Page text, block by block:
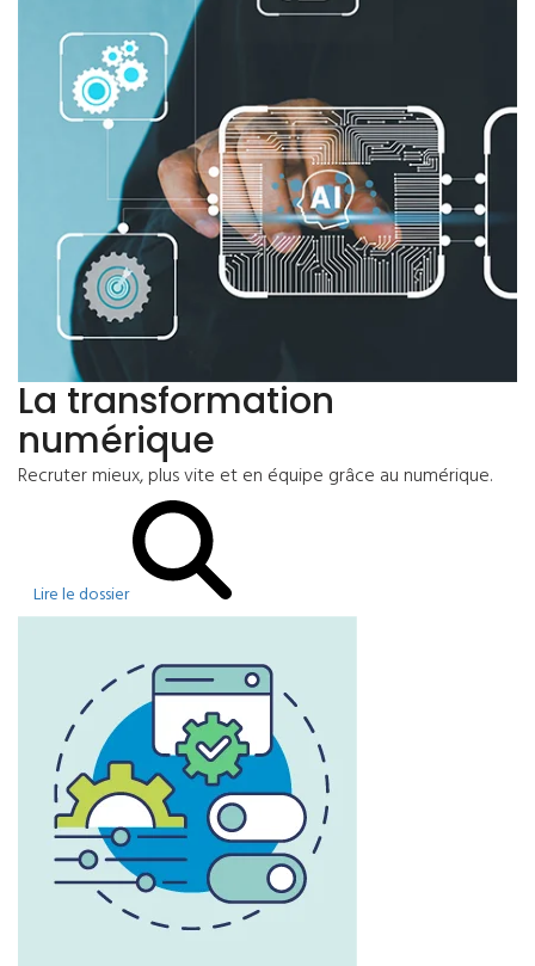
La transformation
numérique
Recruter mieux, plus vite et en équipe grâce au numérique.
Lire le dossier